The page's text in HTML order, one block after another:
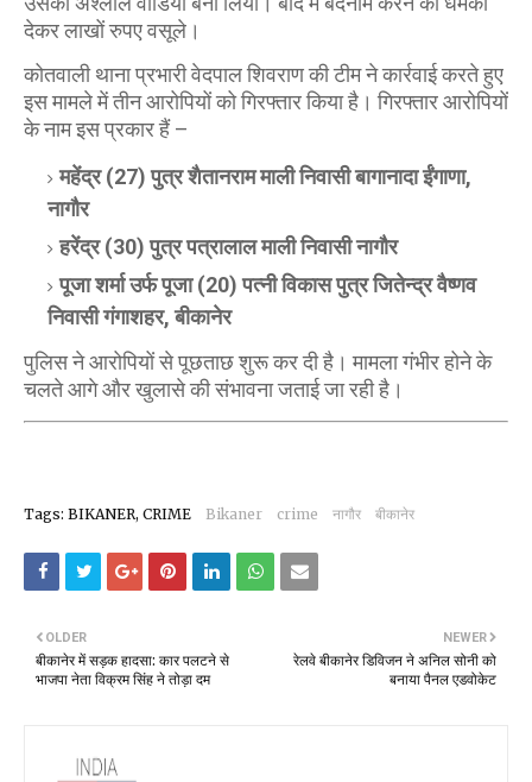
देकर लाखों रुपए वसूले।
कोतवाली थाना प्रभारी वेदपाल शिवराण की टीम ने कार्रवाई करते हुए
इस मामले में तीन आरोपियों को गिरफ्तार किया है। गिरफ्तार आरोपियों
के नाम इस प्रकार हैं –
महेंद्र (27) पुत्र शैतानराम माली निवासी बागानादा ईंगाणा,
नागौर
हरेंद्र (30) पुत्र पत्रालाल माली निवासी नागौर
पूजा शर्मा उर्फ पूजा (20) पत्नी विकास पुत्र जितेन्द्र वैष्णव
निवासी गंगाशहर, बीकानेर
पुलिस ने आरोपियों से पूछताछ शुरू कर दी है। मामला गंभीर होने के
चलते आगे और खुलासे की संभावना जताई जा रही है।
Tags: BIKANER, CRIME Bikaner crime नागौर बीकानेर
NEWER
रेलवे बीकानेर डिविजन ने अनिल सोनी को
बनाया पैनल एडवोकेट
OLDER
बीकानेर में सड़क हादसा: कार पलटने से
भाजपा नेता विक्रम सिंह ने तोड़ा दम